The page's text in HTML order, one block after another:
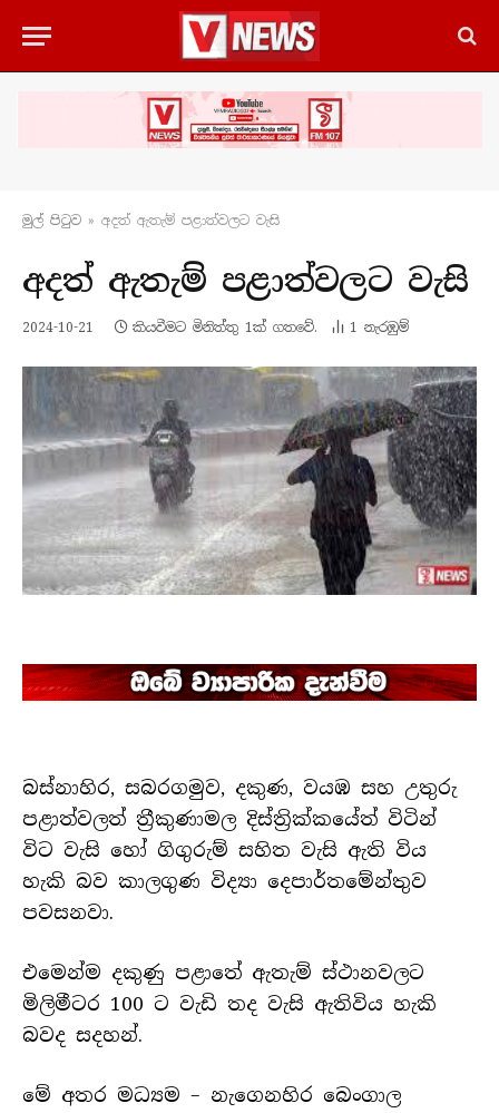
මුල් පිටු​ව » අදත් ඇතැම් පළාත්වලට වැසි
අදත් ඇතැම් පළාත්වලට වැසි
2024-10-21 කියවීමට මිනිත්තු 1ක් ගතවේ. 1 නැරඹු​ම්
බස්නාහිර, සබරගමුව, දකුණ, වයඹ සහ උතුරු
පළාත්වලත් ත්‍රීකුණාමල දිස්ත්‍රික්කයේත් විටින්
විට වැසි හෝ ගිගුරුම් සහිත වැසි ඇති විය
හැකි බව කාලගුණ විද්‍යා දෙපාර්තමේන්තුව
පවසනවා.
එමෙන්ම දකුණු පළාතේ ඇතැම් ස්ථානවලට
මිලිමීටර 100 ට වැඩි තද වැසි ඇතිවිය හැකි
බවද සදහන්.
මේ අතර මධ්‍යම – නැගෙනහිර බෙංගාල